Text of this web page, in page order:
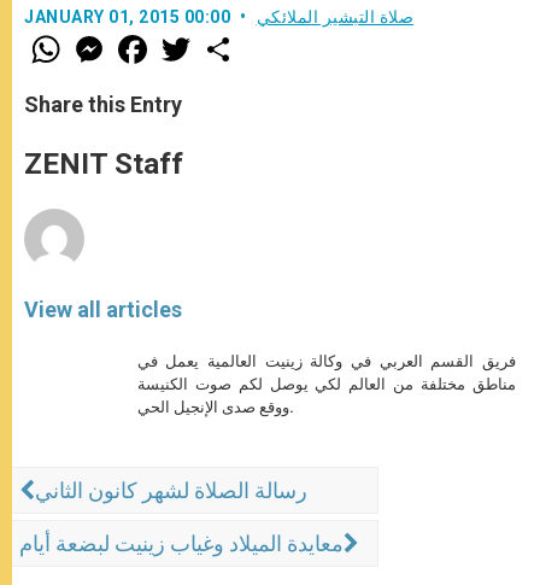
JANUARY 01, 2015 00:00 صلاة التبشير الملائكي
W
h
t
s
p
p
M
e
s
e
g
e
F
a
e
b
o
k
w
Share this Entry
ZENIT Staff
View all articles
فريق القسم العربي في وكالة زينيت العالمية يعمل في
مناطق مختلفة من العالم لكي يوصل لكم صوت الكنيسة
ووقع صدى الإنجيل الحي.
رسالة الصلاة لشهر كانون الثاني
معايدة الميلاد وغياب زينيت لبضعة أيام